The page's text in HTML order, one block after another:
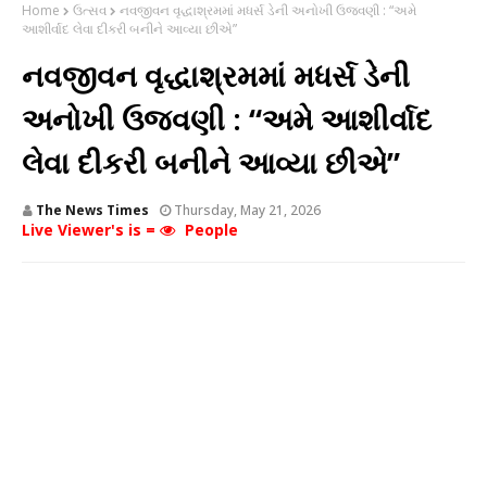
Home ઉત્સવ
નવજીવન વૃદ્ધાશ્રમમાં મધર્સ ડેની અનોખી ઉજવણી : “અમે
આશીર્વાદ લેવા દીકરી બનીને આવ્યા છીએ”
નવજીવન વૃદ્ધાશ્રમમાં મધર્સ ડેની
અનોખી ઉજવણી : “અમે આશીર્વાદ
લેવા દીકરી બનીને આવ્યા છીએ”
The News Times Thursday, May 21, 2026
Live Viewer's is = People